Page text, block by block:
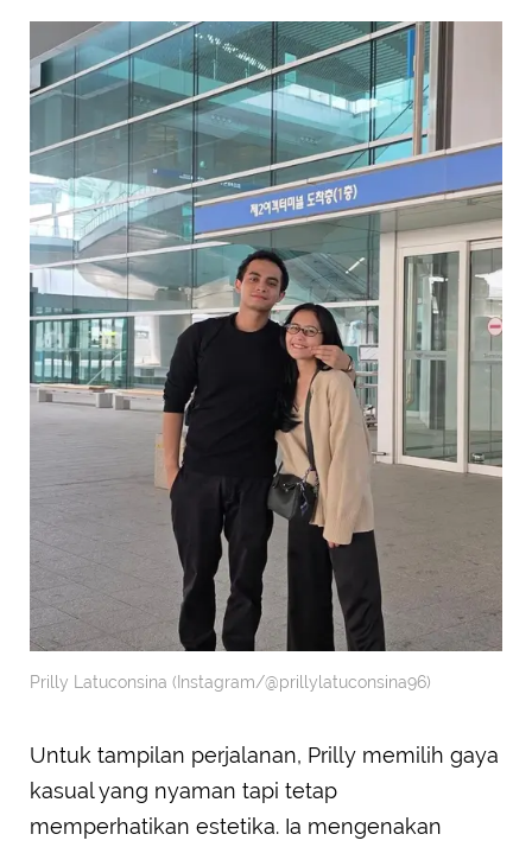
Prilly Latuconsina (Instagram/@prillylatuconsina96)
Untuk tampilan perjalanan, Prilly memilih gaya
kasual yang nyaman tapi tetap
memperhatikan estetika. Ia mengenakan